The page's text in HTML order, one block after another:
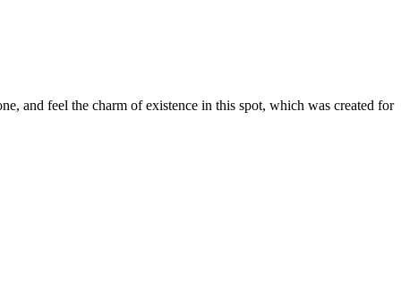
and feel the charm of existence in this spot, which was created for